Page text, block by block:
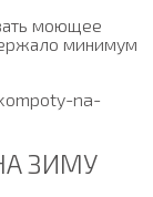
моющее
минимум
na-
ЗИМУ